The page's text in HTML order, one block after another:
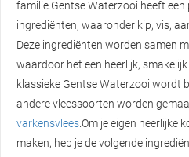
familie.Gentse Waterzooi heeft een
ingrediënten, waaronder kip, vis,
Deze ingrediënten worden samen
waardoor het een heerlijk,
klassieke Gentse Waterzooi wordt
andere vleessoorten worden
varkensvlees.Om je eigen heerlijke
maken, heb je de volgende